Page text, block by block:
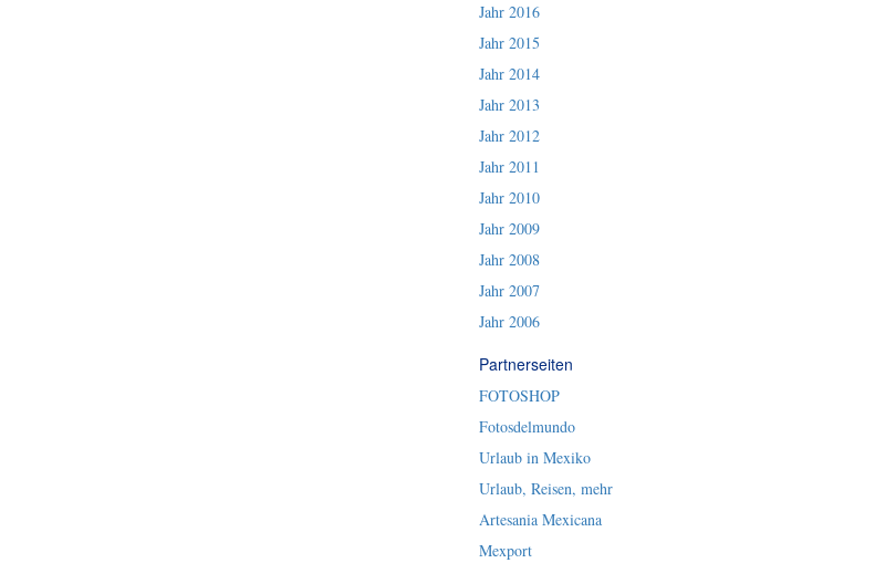
Jahr 2016
Jahr 2015
Jahr 2014
Jahr 2013
Jahr 2012
Jahr 2011
Jahr 2010
Jahr 2009
Jahr 2008
Jahr 2007
Jahr 2006
Partnerseiten
FOTOSHOP
Fotosdelmundo
Urlaub in Mexiko
Urlaub, Reisen, mehr
Artesania Mexicana
Mexport